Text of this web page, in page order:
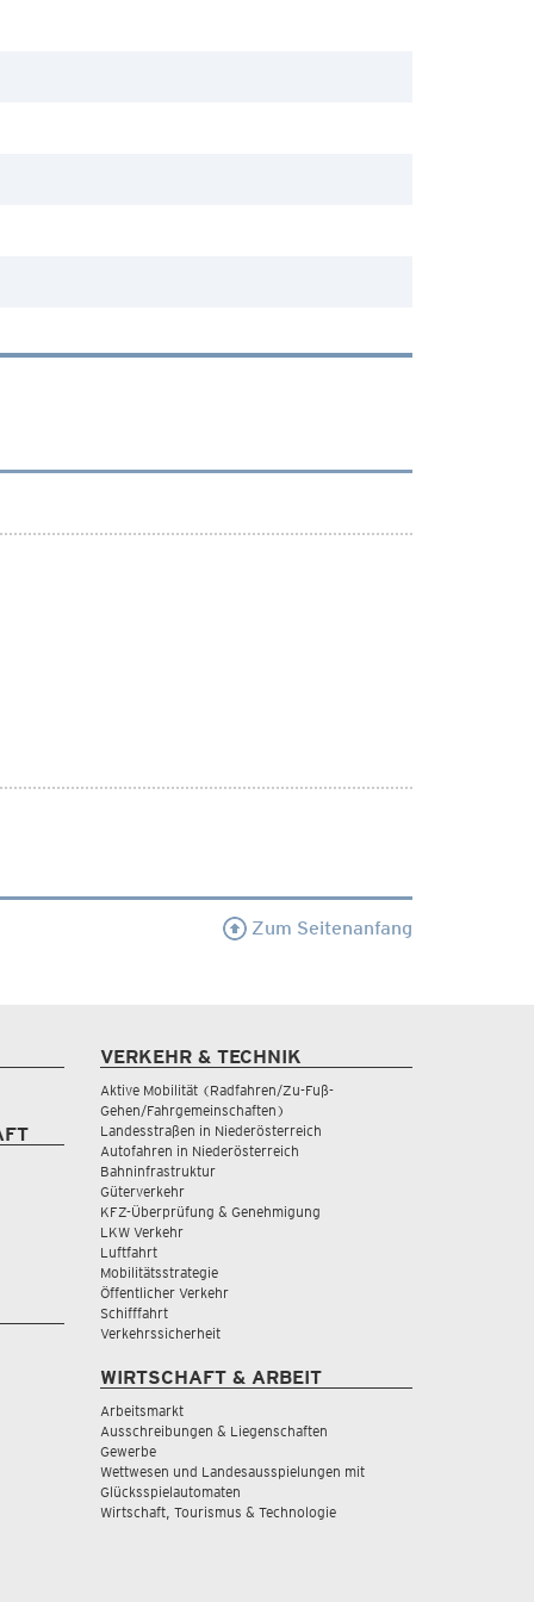
Zum Seitenanfang
VERKEHR & TECHNIK
Aktive Mobilität (Radfahren/Zu-Fuß-
Gehen/Fahrgemeinschaften)
Landesstraßen in Niederösterreich
Autofahren in Niederösterreich
Bahninfrastruktur
Güterverkehr
KFZ-Überprüfung & Genehmigung
LKW Verkehr
Luftfahrt
Mobilitätsstrategie
Öffentlicher Verkehr
Schifffahrt
Verkehrssicherheit
WIRTSCHAFT & ARBEIT
Arbeitsmarkt
Ausschreibungen & Liegenschaften
Gewerbe
Wettwesen und Landesausspielungen mit
Glücksspielautomaten
Wirtschaft, Tourismus & Technologie